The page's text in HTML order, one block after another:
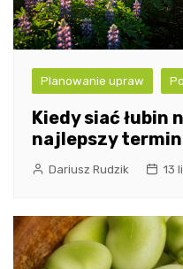
Planowanie upraw
Kiedy siać łubin
najlepszy
Dariusz Rudzik 13